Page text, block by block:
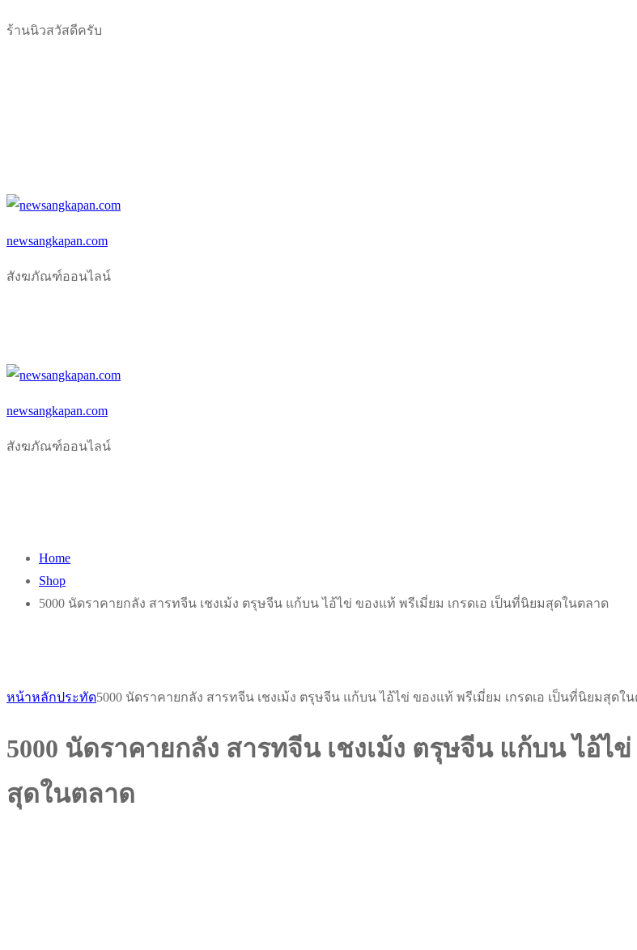
to
ร้านนิวสวัสดีครับ
newsangkapan.com
สังฆภัณฑ์ออนไลน์
newsangkapan.com
สังฆภัณฑ์ออนไลน์
Home
Shop
5000 นัดราคายกลัง สารทจีน เชงเม้ง ตรุษจีน แก้บน ไอ้ไข่ ของแท้ พรีเมี่ยม เกรดเอ เป็นที่นิยมสุดในตลาด
หน้าหลักประทัด5000 นัดราคายกลัง สารทจีน เชงเม้ง ตรุษจีน แก้บน ไอ้ไข่ ของแท้ พรีเมี่ยม เกรดเอ เป็นที่นิยมสุดใ
5000 นัดราคายกลัง สารทจีน เชงเม้ง ตรุษจีน แก้บน ไอ้ไ
สุดในตลาด